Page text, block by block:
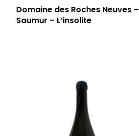
Domaine des Roches Neuves –
Saumur – L’insolite